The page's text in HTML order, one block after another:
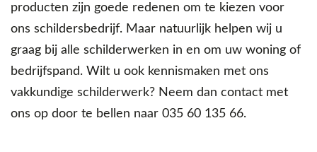
producten zijn goede redenen om te kiezen voor
ons schildersbedrijf. Maar natuurlijk helpen wij u
graag bij alle schilderwerken in en om uw woning of
bedrijfspand. Wilt u ook kennismaken met ons
vakkundige schilderwerk? Neem dan contact met
ons op door te bellen naar 035 60 135 66.